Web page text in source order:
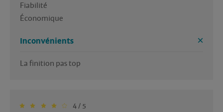
Fiabilité
Économique
Inconvénients
La finition pas top
4 / 5